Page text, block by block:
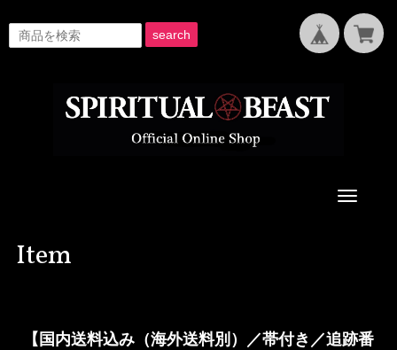
search
Toggle
Item
【国内送料込み（海外送料別）／帯付き／追跡番